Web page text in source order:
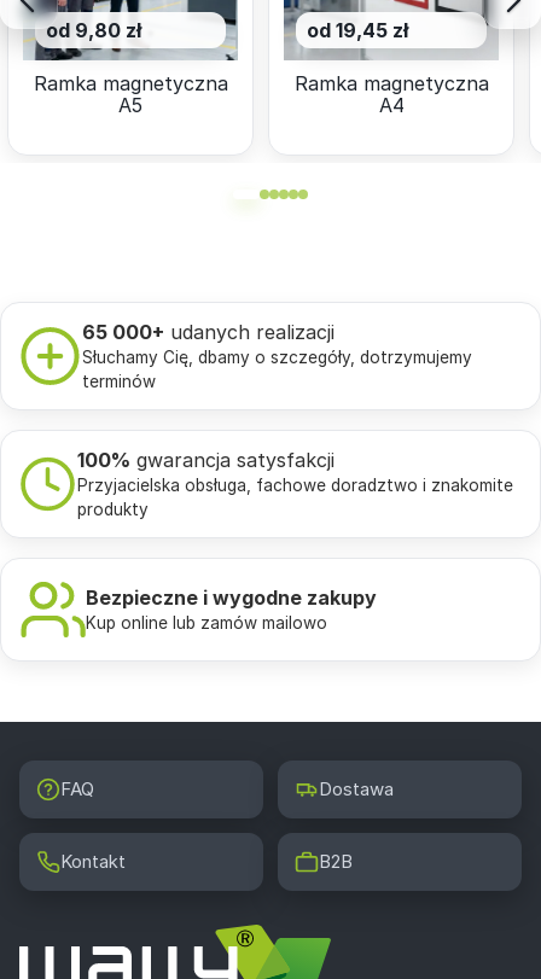
od 9,80 zł
Ramka magnetyczna
A5
od 19,45 zł
Ramka magnetyczna
A4
65 000+ udanych realizacji
Słuchamy Cię, dbamy o szczegóły, dotrzymujemy
terminów
100% gwarancja satysfakcji
Przyjacielska obsługa, fachowe doradztwo i znakomite
produkty
Bezpieczne i wygodne zakupy
Kup online lub zamów mailowo
FAQ Dostawa
Kontakt B2B